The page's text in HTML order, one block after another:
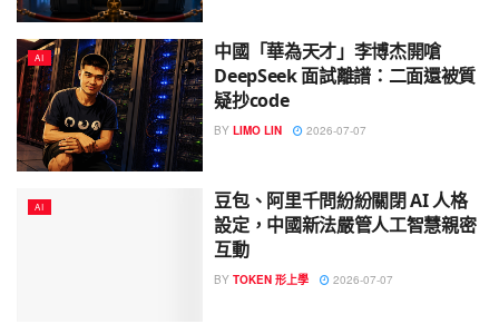
AI
中國「華為天才」李博杰開嗆
DeepSeek 面試離譜：二面還被質
疑抄code
BY LIMO LIN 2026-07-07
AI
豆包、阿里千問紛紛關閉 AI 人格
設定，中國新法嚴管人工智慧親密
互動
BY TOKEN 形上學 2026-07-07